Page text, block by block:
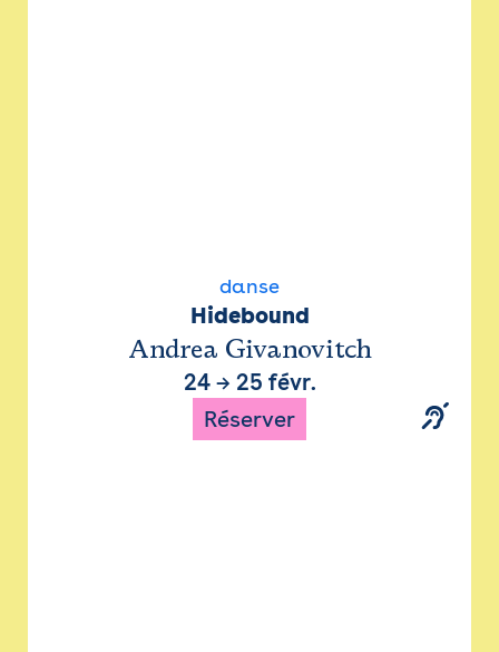
danse
Hidebound
Andrea Givanovitch
24→ 25 févr.
Réserver